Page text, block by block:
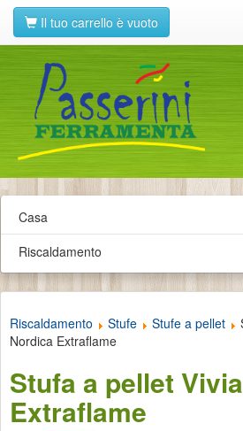
Il tuo carrello è vuoto
Casa
Riscaldamento
Riscaldamento Stufe Stufe a pellet
Nordica Extraflame
Stufa a pellet
Extraflame